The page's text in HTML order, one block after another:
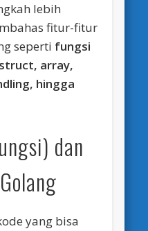
lebih
fitur-fitur
seperti fungsi
array,
hingga
dan
yang bisa